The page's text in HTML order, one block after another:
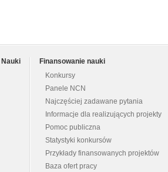
Nauki
Finansowanie nauki
Konkursy
Panele NCN
Najczęściej zadawane pytania
Informacje dla realizujących projekty
Pomoc publiczna
Statystyki konkursów
Przykłady finansowanych projektów
Baza ofert pracy